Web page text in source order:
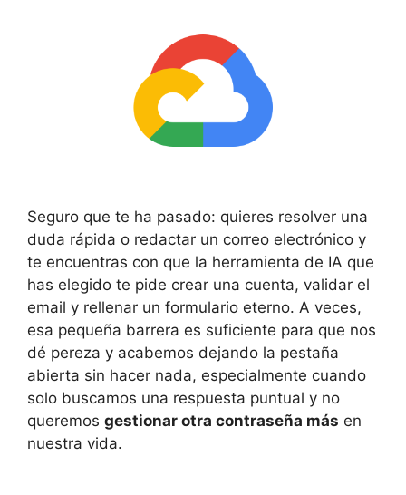
Seguro que te ha pasado: quieres resolver una
duda rápida o redactar un correo electrónico y
te encuentras con que la herramienta de IA que
has elegido te pide crear una cuenta, validar el
email y rellenar un formulario eterno. A veces,
esa pequeña barrera es suficiente para que nos
dé pereza y acabemos dejando la pestaña
abierta sin hacer nada, especialmente cuando
solo buscamos una respuesta puntual y no
queremos gestionar otra contraseña más en
nuestra vida.